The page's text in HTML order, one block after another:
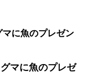
に魚のプレゼン
マに魚のプレゼ